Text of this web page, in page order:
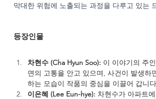
막대한 위험에 노출되는 과정을 다루고 있는
등장인물
차현수 (Cha Hyun Soo): 이 이야기의 주
면의 고통을 안고 있으며, 사건이 발생
하는 모습이 작품의 중심을 이끌어 갑니
이은혜 (Lee Eun-hye): 차현수가 아파트